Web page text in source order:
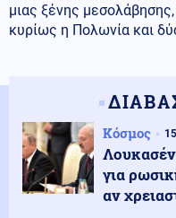
μιας ξένης
κυρίως η Πολωνία και
Κόσμος
για
αν